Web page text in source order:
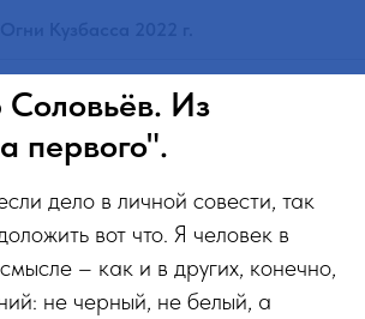
Из
первого".
дело в личной совести, так
вот что. Я человек в
– как и в других, конечно,
не черный, не белый, а